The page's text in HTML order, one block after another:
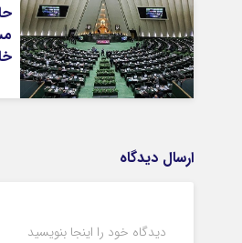
ارسال دیدگاه
دیدگاه خود را اینجا بنویسید